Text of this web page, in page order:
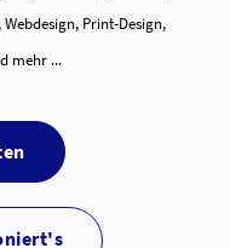
Print-Design,
mehr ...